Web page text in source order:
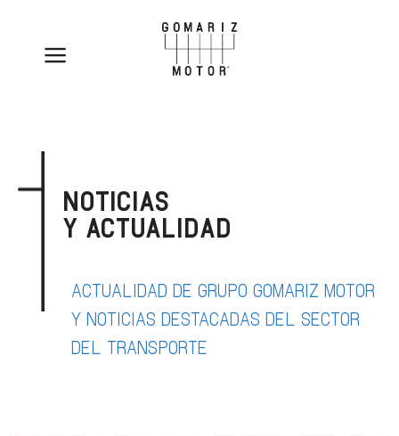
NOTICIAS
Y ACTUALIDAD
ACTUALIDAD DE GRUPO GOMARIZ MOTOR
Y NOTICIAS DESTACADAS DEL SECTOR
DEL TRANSPORTE